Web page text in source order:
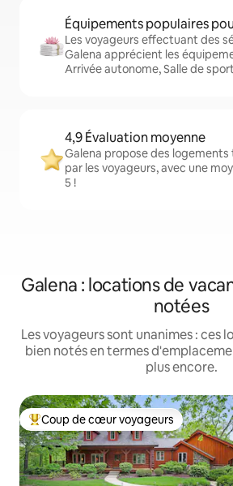
Équipements populaires
Les voyageurs effectuant des
Galena apprécient les
Arrivée autonome, Salle de
4,9 Évaluation moyenne
Galena propose des logements
par les voyageurs, avec une
5 !
Galena : locations de
notées
Les voyageurs sont unanimes : ces
bien notés en termes
plus encore.
Coups de cœur voyageurs les plus
Coup de cœur voyageurs